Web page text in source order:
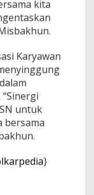
kita
Karyawan
untuk
bersama
}